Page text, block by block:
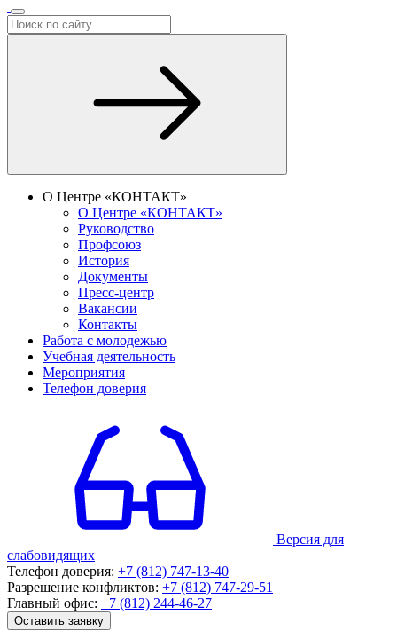
О Центре «КОНТАКТ»
О Центре «КОНТАКТ»
Руководство
Профсоюз
История
Документы
Пресс-центр
Вакансии
Контакты
Работа с молодежью
Учебная деятельность
Мероприятия
Телефон доверия
Версия для
слабовидящих
Телефон доверия: +7 (812) 747-13-40
Разрешение конфликтов: +7 (812) 747-29-51
Главный офис: +7 (812) 244-46-27
Оставить заявку